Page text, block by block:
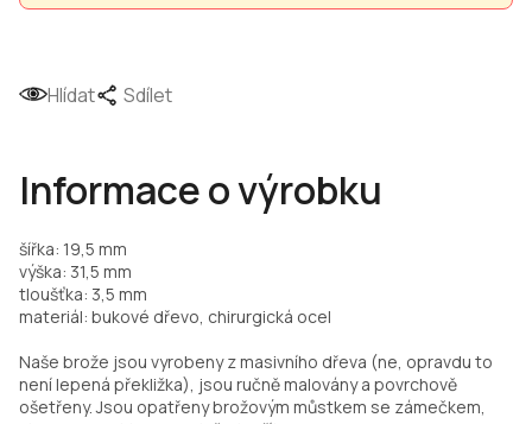
Hlídat Sdílet
Informace o výrobku
šířka: 19,5 mm
výška: 31,5 mm
tloušťka: 3,5 mm
materiál: bukové dřevo, chirurgická ocel
Naše brože jsou vyrobeny z masivního dřeva (ne, opravdu to
není lepená překližka), jsou ručně malovány a povrchově
ošetřeny. Jsou opatřeny brožovým můstkem se zámečkem,